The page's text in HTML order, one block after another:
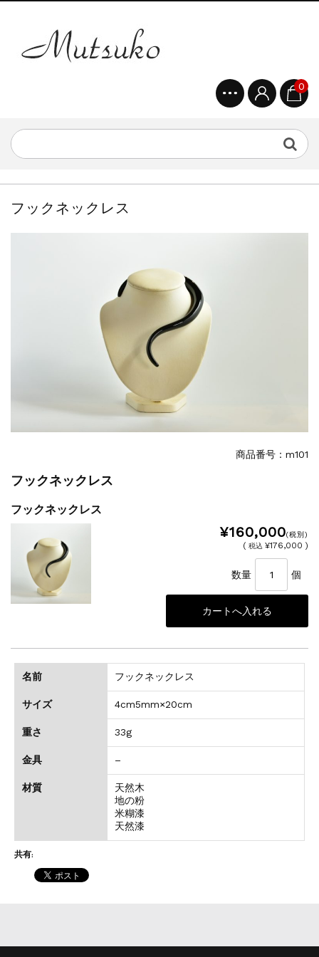
0
フックネックレス
商品番号：m101
フックネックレス
フックネックレス
¥160,000(税別)
(税込 ¥176,000 )
数量 個
名前 フックネックレス
サイズ 4cm5mm×20cm
重さ 33g
金具 –
材質
天然木
地の粉
米糊漆
天然漆
共有: